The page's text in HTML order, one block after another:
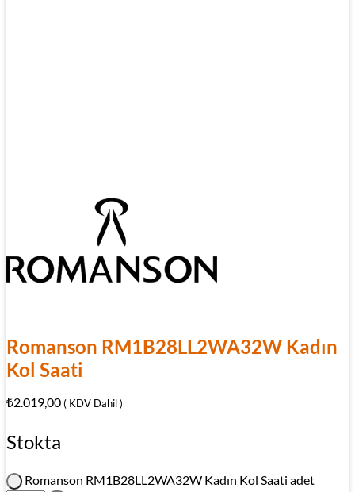
Romanson RM1B28LL2WA32W Kadın
Kol Saati
₺2.019,00( KDV Dahil )
Stokta
Romanson RM1B28LL2WA32W Kadın Kol Saati adet